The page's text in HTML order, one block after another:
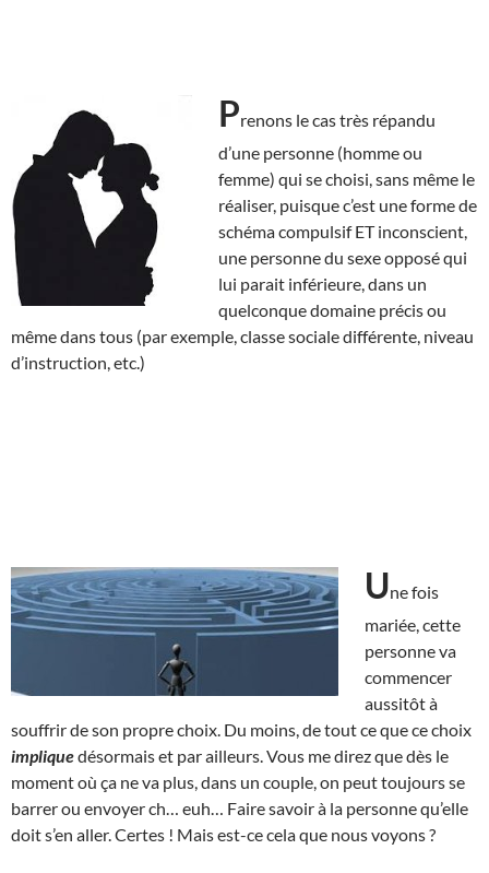
Prenons le cas très répandu
d’une personne (homme ou
femme) qui se choisi, sans même le
réaliser, puisque c’est une forme de
schéma compulsif ET inconscient,
une personne du sexe opposé qui
lui parait inférieure, dans un
quelconque domaine précis ou
même dans tous (par exemple, classe sociale différente, niveau
d’instruction, etc.)
Une fois
mariée, cette
personne va
commencer
aussitôt à
souffrir de son propre choix. Du moins, de tout ce que ce choix
impliquedésormais et par ailleurs. Vous me direz que dès le
moment où ça ne va plus, dans un couple, on peut toujours se
barrer ou envoyer ch… euh… Faire savoir à la personne qu’elle
doit s’en aller. Certes ! Mais est-ce cela que nous voyons ?